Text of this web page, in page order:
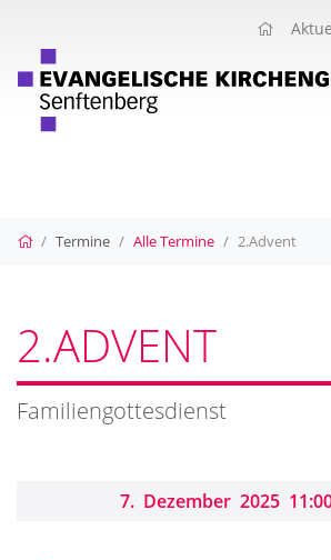
Startseite
Termine Alle Termine 2.Advent
2.ADVENT
Familiengottesdienst
7. Dezember 2025